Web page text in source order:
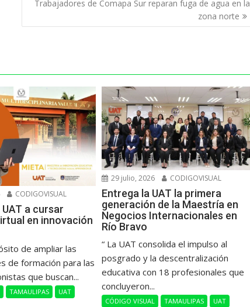
Trabajadores de Comapa Sur reparan fuga de agua en la
zona norte
CODIGOVISUAL
a cursar
en innovación
de ampliar las
de formación para las
que buscan...
TAMAULIPAS UAT
29 julio, 2026 CODIGOVISUAL
Entrega la UAT la primera
generación de la Maestría en
Negocios Internacionales en
Río Bravo
“ La UAT consolida el impulso al
posgrado y la descentralización
educativa con 18 profesionales que
concluyeron...
CÓDIGO VISUAL TAMAULIPAS UAT